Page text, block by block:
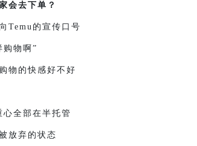
会去下单？
Temu的宣传口号
购物啊”
物的快感好不好
心全部在半托管
放弃的状态